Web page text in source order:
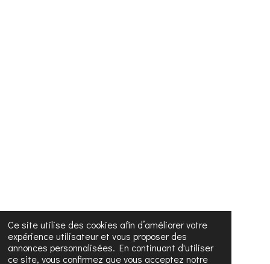
Ce site utilise des cookies afin d’améliorer votre
expérience utilisateur et vous proposer des
annonces personnalisées. En continuant d'utiliser
ce site, vous confirmez que vous acceptez notre